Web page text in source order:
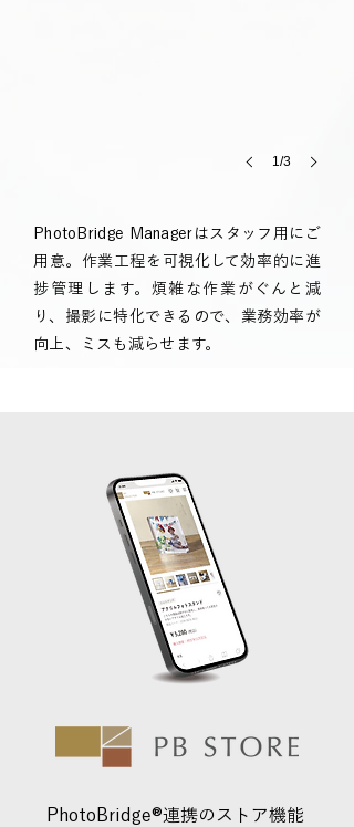
1/3
PhotoBridge Managerはスタッフ用にご
用意。作業工程を可視化して効率的に進
捗管理します。煩雑な作業がぐんと減
り、撮影に特化できるので、業務効率が
向上、ミスも減らせます。
PhotoBridge®︎連携のストア機能